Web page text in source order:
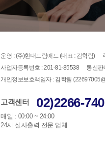
운영 : (주)현대드림애드 (대표 : 김학림)
사업자등록번호 : 201-81-85538
통신판
개인정보보호책임자 : 김학림
고객센터 02)2266-
매일 : 00:00 ~ 24:00
24시 실사출력 전문 업체